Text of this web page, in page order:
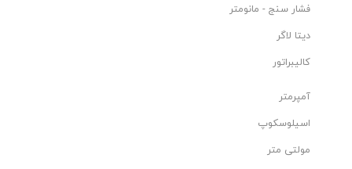
فشار سنج - مانومتر
دیتا لاگر
کالیبراتور
آمپرمتر
اسیلوسکوپ
مولتی متر